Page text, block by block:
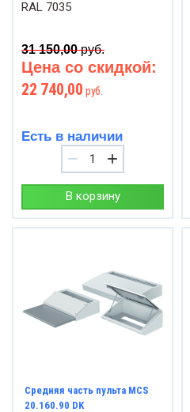
RAL 7035
31 150,00руб.
Цена со скидкой:
22 740,00 руб.
Есть в наличии
− +
В корзину
Средняя часть пульта MCS
20.160.90 DK